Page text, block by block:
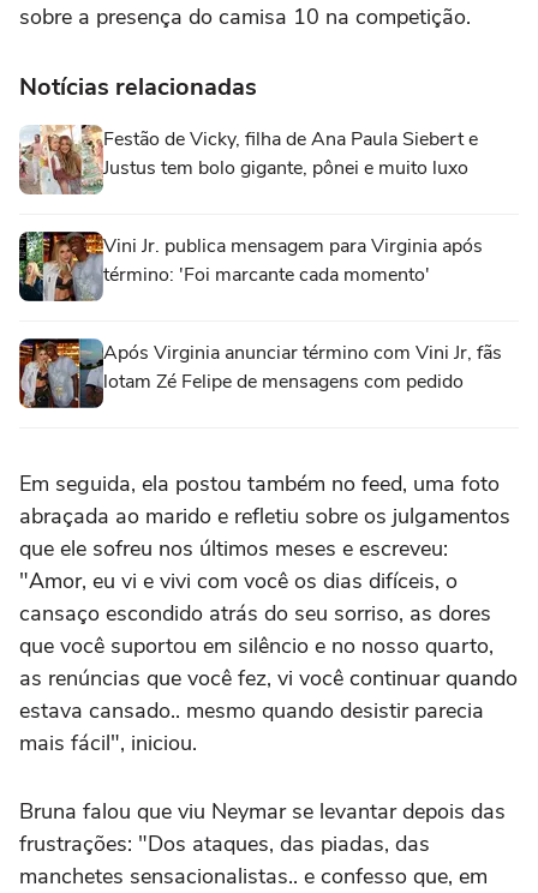
sobre a presença do camisa 10 na competição.
Notícias relacionadas
Festão de Vicky, filha de Ana Paula Siebert e
Justus tem bolo gigante, pônei e muito luxo
Vini Jr. publica mensagem para Virginia após
término: 'Foi marcante cada momento'
Após Virginia anunciar término com Vini Jr, fãs
lotam Zé Felipe de mensagens com pedido
Em seguida, ela postou também no feed, uma foto
abraçada ao marido e refletiu sobre os julgamentos
que ele sofreu nos últimos meses e escreveu:
"Amor, eu vi e vivi com você os dias difíceis, o
cansaço escondido atrás do seu sorriso, as dores
que você suportou em silêncio e no nosso quarto,
as renúncias que você fez, vi você continuar quando
estava cansado.. mesmo quando desistir parecia
mais fácil", iniciou.
Bruna falou que viu Neymar se levantar depois das
frustrações: "Dos ataques, das piadas, das
manchetes sensacionalistas.. e confesso que, em